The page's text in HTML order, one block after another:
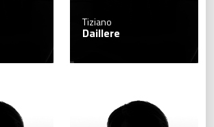
Tiziano
Daillere